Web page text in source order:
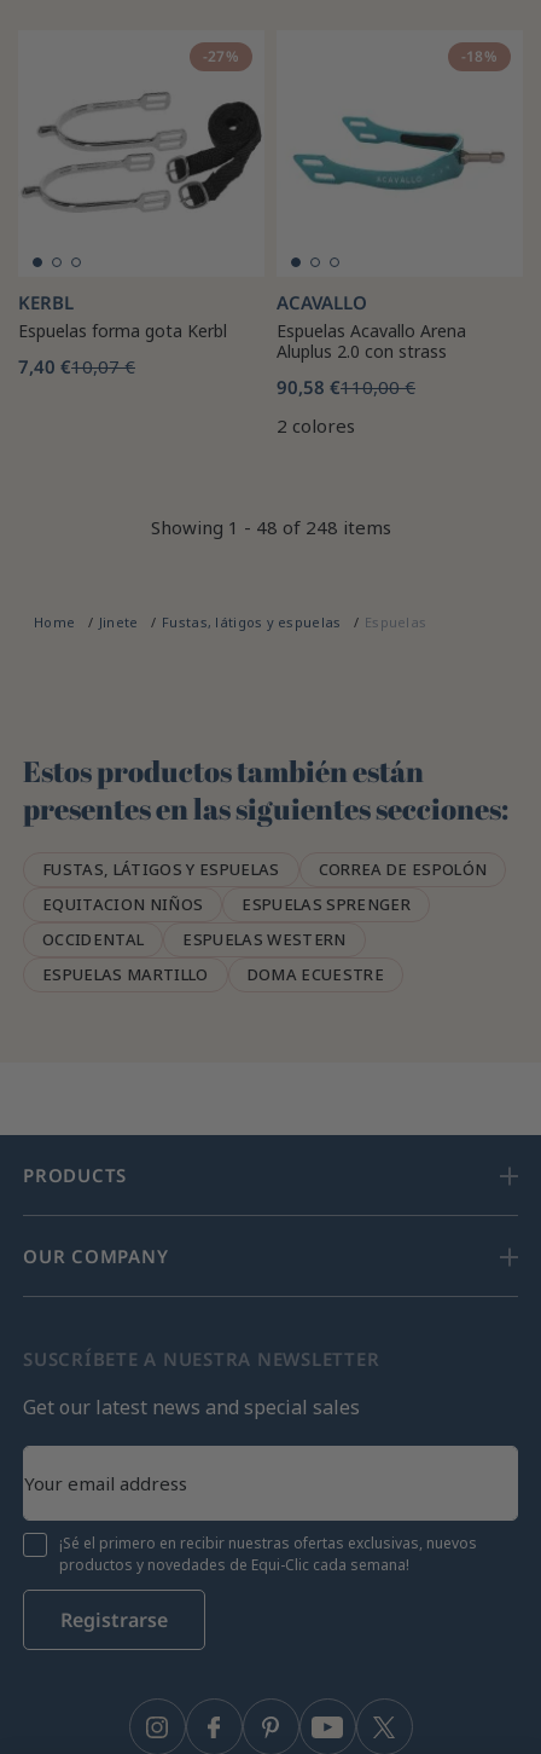
-27%
KERBL
Espuelas forma gota Kerbl
7,40 €10,07 €
-18%
ACAVALLO
Espuelas Acavallo Arena
Aluplus 2.0 con strass
90,58 €110,00 €
2 colores
Showing 1 - 48 of 248 items
Home Jinete Fustas, látigos y espuelas Espuelas
Estos productos también están
presentes en las siguientes secciones:
FUSTAS, LÁTIGOS Y ESPUELAS
CORREA DE ESPOLÓN
EQUITACION NIÑOS
ESPUELAS SPRENGER
OCCIDENTAL
ESPUELAS WESTERN
ESPUELAS MARTILLO
DOMA ECUESTRE
PRODUCTS
OUR COMPANY
SUSCRÍBETE A NUESTRA NEWSLETTER
Get our latest news and special sales
¡Sé el primero en recibir nuestras ofertas exclusivas, nuevos
productos y novedades de Equi-Clic cada semana!
Registrarse
Facebook Twitter
YouTube
Pinterest
Instagram